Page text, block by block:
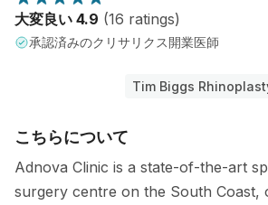
大変良い 4.9 (16 ratings)
承認済みのクリサリクス開業医師
Tim Biggs
こちらについて
Adnova Clinic is a state-of-the-art
surgery centre on the South Coast,